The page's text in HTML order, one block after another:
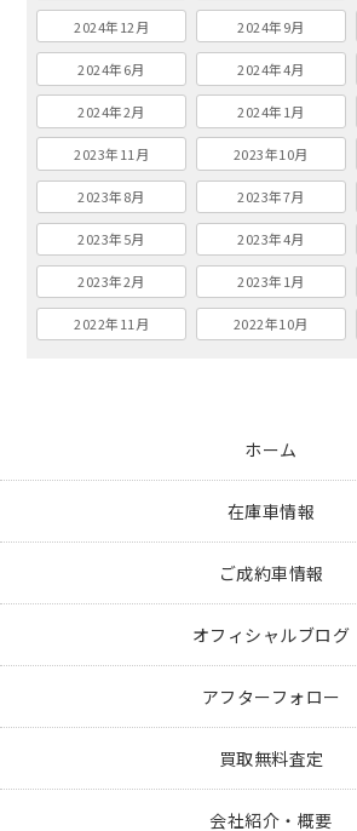
2024年12月 2024年9月
2024年6月 2024年4月
2024年2月 2024年1月
2023年11月 2023年10月
2023年8月 2023年7月
2023年5月 2023年4月
2023年2月 2023年1月
2022年11月 2022年10月
ホーム
在庫車情報
ご成約車情報
オフィシャルブログ
アフターフォロー
買取無料査定
会社紹介・概要